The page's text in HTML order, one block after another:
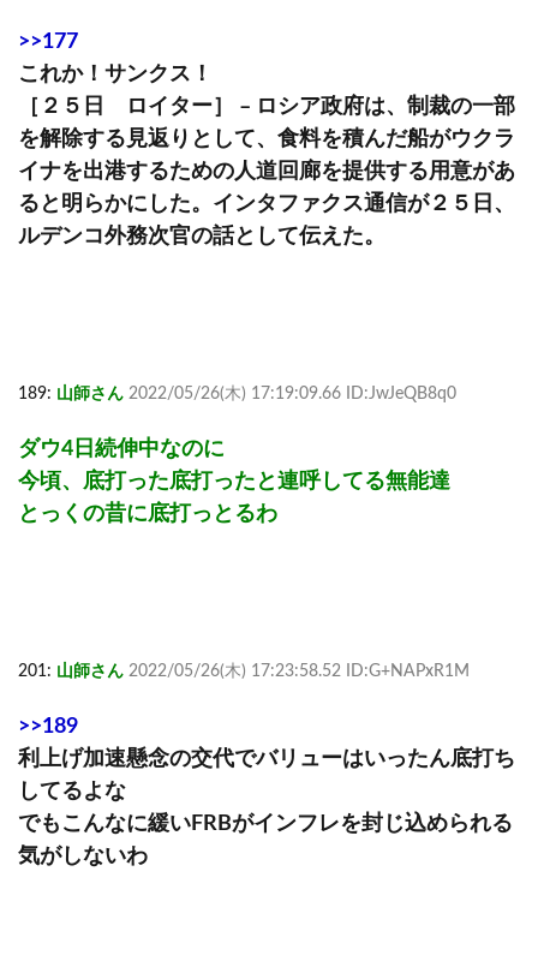
>>177
これか！サンクス！
［２５日 ロイター］ – ロシア政府は、制裁の一部
を解除する見返りとして、食料を積んだ船がウクラ
イナを出港するための人道回廊を提供する用意があ
ると明らかにした。インタファクス通信が２５日、
ルデンコ外務次官の話として伝えた。
189: 山師さん 2022/05/26(木) 17:19:09.66 ID:JwJeQB8q0
ダウ4日続伸中なのに
今頃、底打った底打ったと連呼してる無能達
とっくの昔に底打っとるわ
201: 山師さん 2022/05/26(木) 17:23:58.52 ID:G+NAPxR1M
>>189
利上げ加速懸念の交代でバリューはいったん底打ち
してるよな
でもこんなに緩いFRBがインフレを封じ込められる
気がしないわ